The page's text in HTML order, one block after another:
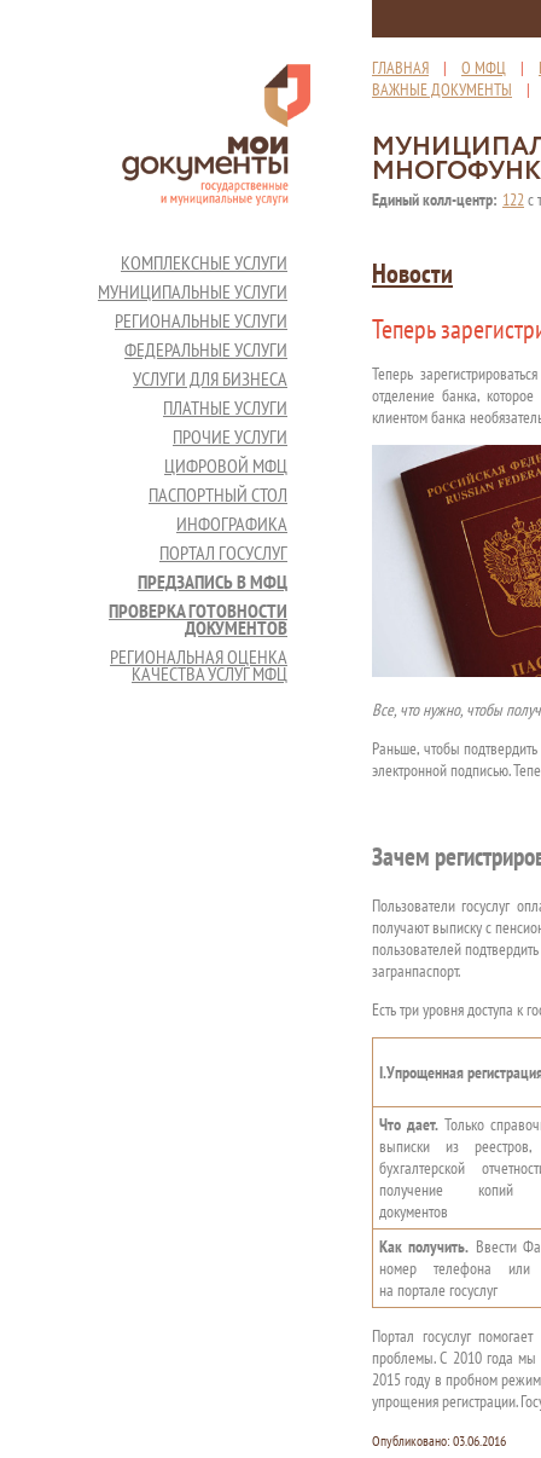
ГЛАВНАЯ | О МФЦ |
ВАЖНЫЕ ДОКУМЕНТЫ
Единый колл-центр: 122с
КОМПЛЕКСНЫЕ УСЛУГИ
МУНИЦИПАЛЬНЫЕ УСЛУГИ
РЕГИОНАЛЬНЫЕ УСЛУГИ
ФЕДЕРАЛЬНЫЕ УСЛУГИ
УСЛУГИ ДЛЯ БИЗНЕСА
ПЛАТНЫЕ УСЛУГИ
ПРОЧИЕ УСЛУГИ
ЦИФРОВОЙ МФЦ
ПАСПОРТНЫЙ СТОЛ
ИНФОГРАФИКА
ПОРТАЛ ГОСУСЛУГ
ПРЕДЗАПИСЬ В МФЦ
ПРОВЕРКА ГОТОВНОСТИ
ДОКУМЕНТОВ
РЕГИОНАЛЬНАЯ ОЦЕНКА
КАЧЕСТВА УСЛУГ МФЦ
Новости
Теперь
Теперь
отделение банка,
клиентом банка
Все, что нужно, чтобы
Раньше, чтобы
электронной подписью.
Зачем
Пользователи госуслуг
получают выписку с
пользователей
загранпаспорт.
Есть три уровня доступа к
I.Упрощенная
Что дает. Только
выписки из реестров,
бухгалтерской
получение копий
документов
Как получить. Ввести
номер телефона или
на портале госуслуг
Портал госуслуг
проблемы. С 2010 года мы
2015 году в пробном
упрощения регистрации.
Опубликовано: 03.06.2016